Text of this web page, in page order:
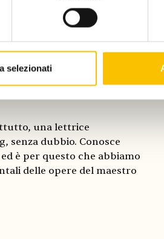
selezionati
una lettrice
senza dubbio. Conosce
è per questo che abbiamo
delle opere del maestro